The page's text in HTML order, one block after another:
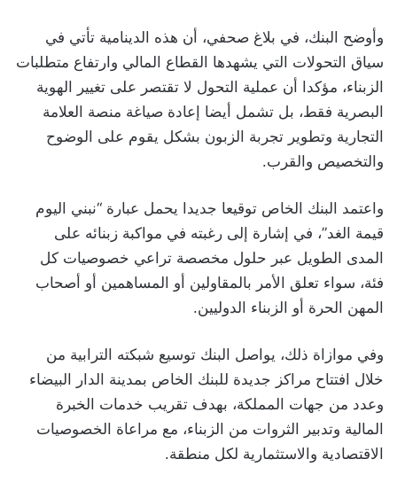
وأوضح البنك، في بلاغ صحفي، أن هذه الدينامية تأتي في
سياق التحولات التي يشهدها القطاع المالي وارتفاع متطلبات
الزبناء، مؤكدا أن عملية التحول لا تقتصر على تغيير الهوية
البصرية فقط، بل تشمل أيضا إعادة صياغة منصة العلامة
التجارية وتطوير تجربة الزبون بشكل يقوم على الوضوح
والتخصيص والقرب.
واعتمد البنك الخاص توقيعا جديدا يحمل عبارة “نبني اليوم
قيمة الغد”، في إشارة إلى رغبته في مواكبة زبنائه على
المدى الطويل عبر حلول مخصصة تراعي خصوصيات كل
فئة، سواء تعلق الأمر بالمقاولين أو المساهمين أو أصحاب
المهن الحرة أو الزبناء الدوليين.
وفي موازاة ذلك، يواصل البنك توسيع شبكته الترابية من
خلال افتتاح مراكز جديدة للبنك الخاص بمدينة الدار البيضاء
وعدد من جهات المملكة، بهدف تقريب خدمات الخبرة
المالية وتدبير الثروات من الزبناء، مع مراعاة الخصوصيات
الاقتصادية والاستثمارية لكل منطقة.